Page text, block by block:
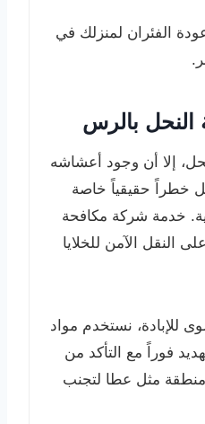
الفئران لمنزلك في
بالرس
إلا أن وجود أعشاشه
خطراً حقيقياً خاصة
خدمة شركة مكافحة
النقل الآمن للخلايا
للإبادة، نستخدم مواد
فوراً مع التأكد من
منطقة مثل عطا لتجنب